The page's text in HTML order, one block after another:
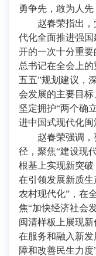
勇争先，敢为人
赵春荣指出，
代化全面推进强
开的一次十分重
总书记在全会上
五五”规划建议，
会发展的主要目标
坚定拥护“两个确
进中国式现代化闽
赵春荣强调，
径，聚焦“建设现
根基上实现新突破
在引领发展新质
农村现代化”，在
焦“加快经济社会
闽清样板上展现新
在服务和融入新
障和改善民生力